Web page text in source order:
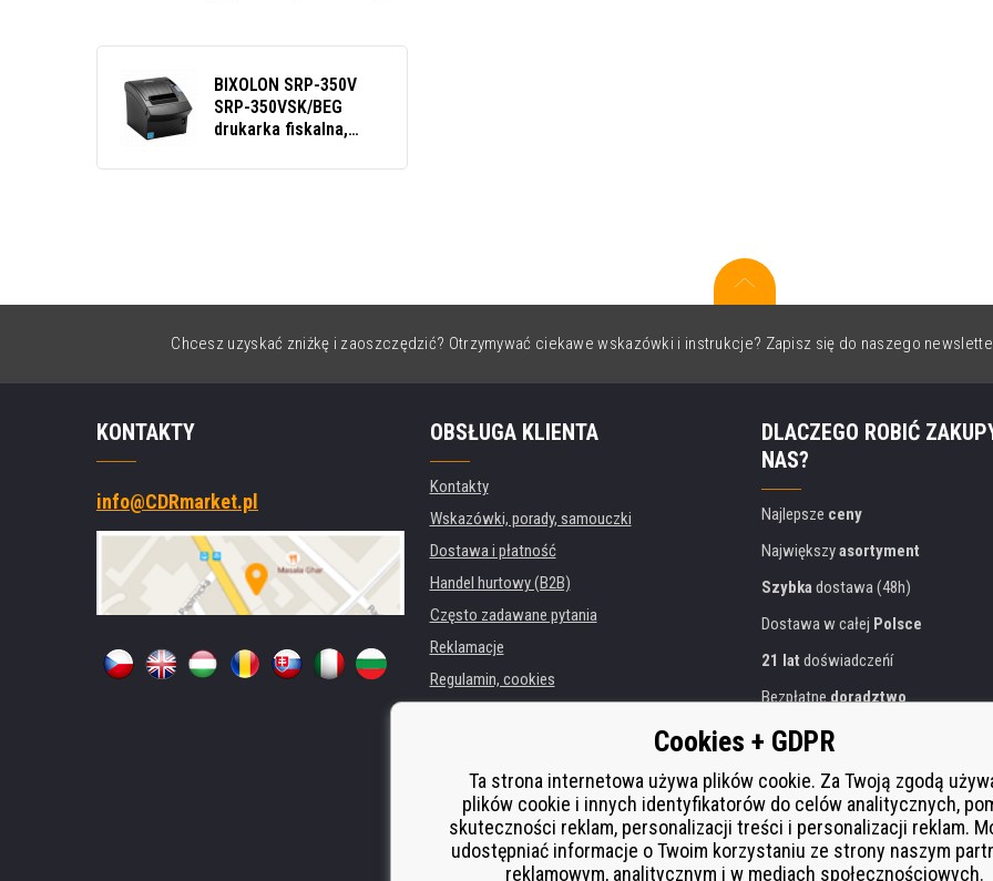
BIXOLON SRP-350V
SRP-350VSK/BEG
drukarka fiskalna,
czarna
Chcesz uzyskać zniżkę i zaoszczędzić? Otrzymywać ciekawe wskazówki i instrukcje? Zapisz się do naszego
KONTAKTY
info@CDRmarket.pl
OBSŁUGA KLIENTA
Kontakty
Wskazówki, porady, samouczki
Dostawa i płatność
Handel hurtowy (B2B)
Często zadawane pytania
Reklamacje
Regulamin, cookies
Wynajem drukarek
Wydajność zastępcza
Odstoupení od smlouvy
DLACZEGO ROBIĆ
NAS?
Najlepsze ceny
Największyasortyment
Szybkadostawa (48h)
Dostawa w całej Polsce
21 lat doświadczeńí
Bezpłatnedoradztwo
Przyjazne podejście
Złoty certyfikat
Heureka
Bezpiecznepłatności online
Cookies + GDPR
Ta strona internetowa używa plików cookie. Za Twoją zgodą
plików cookie i innych identyfikatorów do celów analitycznych,
skuteczności reklam, personalizacji treści i personalizacji reklam.
udostępniać informacje o Twoim korzystaniu ze strony naszym
reklamowym, analitycznym i w mediach społecznościowych.